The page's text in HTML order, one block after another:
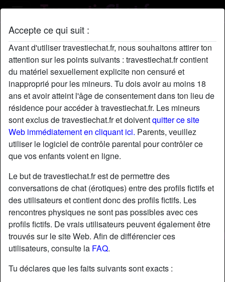
Accepte ce qui suit :
Avant d'utiliser travestiechat.fr, nous souhaitons attirer ton
attention sur les points suivants : travestiechat.fr contient
du matériel sexuellement explicite non censuré et
inapproprié pour les mineurs. Tu dois avoir au moins 18
ans et avoir atteint l'âge de consentement dans ton lieu de
résidence pour accéder à travestiechat.fr. Les mineurs
sont exclus de travestiechat.fr et doiventquitter ce site
Web immédiatement en cliquant ici. Parents, veuillez
utiliser le logiciel de contrôle parental pour contrôler ce
que vos enfants voient en ligne.
Le but de travestiechat.fr est de permettre des
conversations de chat (érotiques) entre des profils fictifs et
des utilisateurs et contient donc des profils fictifs. Les
rencontres physiques ne sont pas possibles avec ces
profils fictifs. De vrais utilisateurs peuvent également être
trouvés sur le site Web. Afin de différencier ces
utilisateurs, consulte la FAQ.
Tu déclares que les faits suivants sont exacts :
Profil de MarciaMarci
starAjouter chatDiscuter !